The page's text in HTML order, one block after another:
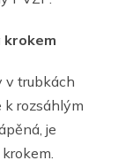
krokem
v trubkách
k rozsáhlým
je